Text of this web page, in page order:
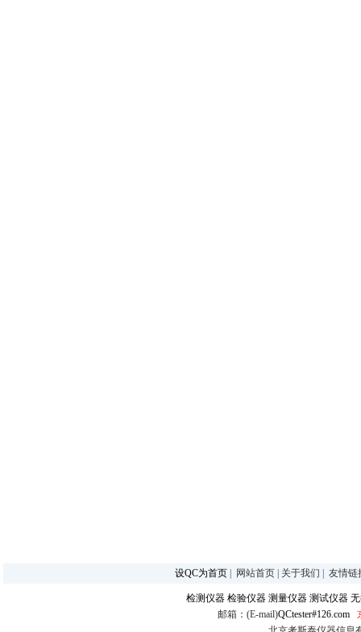
设QC为首页 网站首页 关于我们 友情链
检测仪器 检验仪器 测量仪器 测试仪器
邮箱：(E-mail)QCtester#126.com